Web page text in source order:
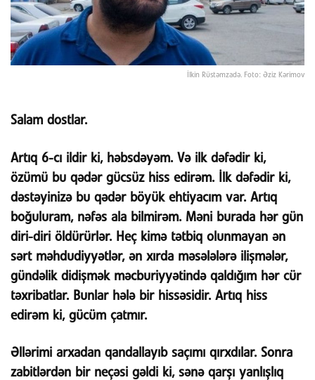
İlkin Rüstəmzadə. Foto: Əziz Kərimov
Salam dostlar.
Artıq 6-cı ildir ki, həbsdəyəm. Və ilk dəfədir ki,
özümü bu qədər gücsüz hiss edirəm. İlk dəfədir ki,
dəstəyinizə bu qədər böyük ehtiyacım var. Artıq
boğuluram, nəfəs ala bilmirəm. Məni burada hər gün
diri-diri öldürürlər. Heç kimə tətbiq olunmayan ən
sərt məhdudiyyətlər, ən xırda məsələlərə ilişmələr,
gündəlik didişmək məcburiyyətində qaldığım hər cür
təxribatlar. Bunlar hələ bir hissəsidir. Artıq hiss
edirəm ki, gücüm çatmır.
Əllərimi arxadan qandallayıb saçımı qırxdılar. Sonra
zabitlərdən bir neçəsi gəldi ki, sənə qarşı yanlışlıq